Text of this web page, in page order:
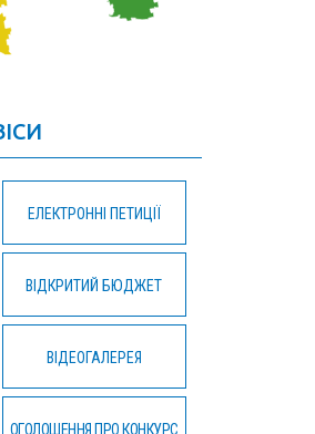
ЕЛЕКТРОННІ ПЕТИЦІЇ
ВІДКРИТИЙ БЮДЖЕТ
ВІДЕОГАЛЕРЕЯ
ОГОЛОШЕННЯ ПРО КОНКУРС